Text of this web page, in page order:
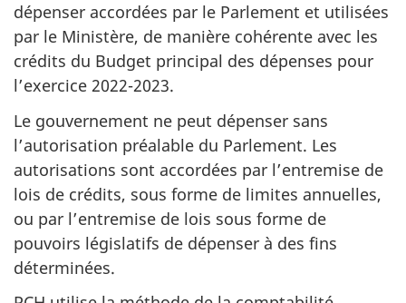
dépenser accordées par le Parlement et utilisées
par le Ministère, de manière cohérente avec les
crédits du Budget principal des dépenses pour
l’exercice 2022-2023.
Le gouvernement ne peut dépenser sans
l’autorisation préalable du Parlement. Les
autorisations sont accordées par l’entremise de
lois de crédits, sous forme de limites annuelles,
ou par l’entremise de lois sous forme de
pouvoirs législatifs de dépenser à des fins
déterminées.